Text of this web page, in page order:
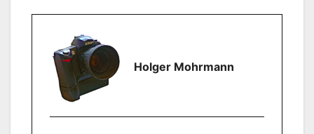
Holger Mohrmann